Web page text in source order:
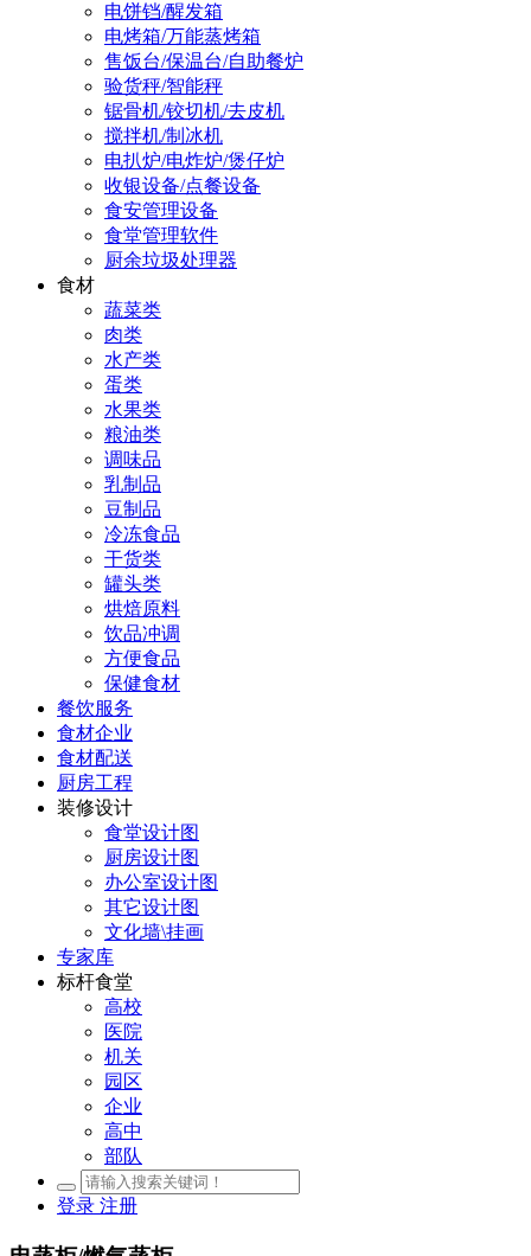
电饼铛/醒发箱
电烤箱/万能蒸烤箱
售饭台/保温台/自助餐炉
验货秤/智能秤
锯骨机/铰切机/去皮机
搅拌机/制冰机
电扒炉/电炸炉/煲仔炉
收银设备/点餐设备
食安管理设备
食堂管理软件
厨余垃圾处理器
食材
蔬菜类
肉类
水产类
蛋类
水果类
粮油类
调味品
乳制品
豆制品
冷冻食品
干货类
罐头类
烘焙原料
饮品冲调
方便食品
保健食材
餐饮服务
食材企业
食材配送
厨房工程
装修设计
食堂设计图
厨房设计图
办公室设计图
其它设计图
文化墙\挂画
专家库
标杆食堂
高校
医院
机关
园区
企业
高中
部队
登录 注册